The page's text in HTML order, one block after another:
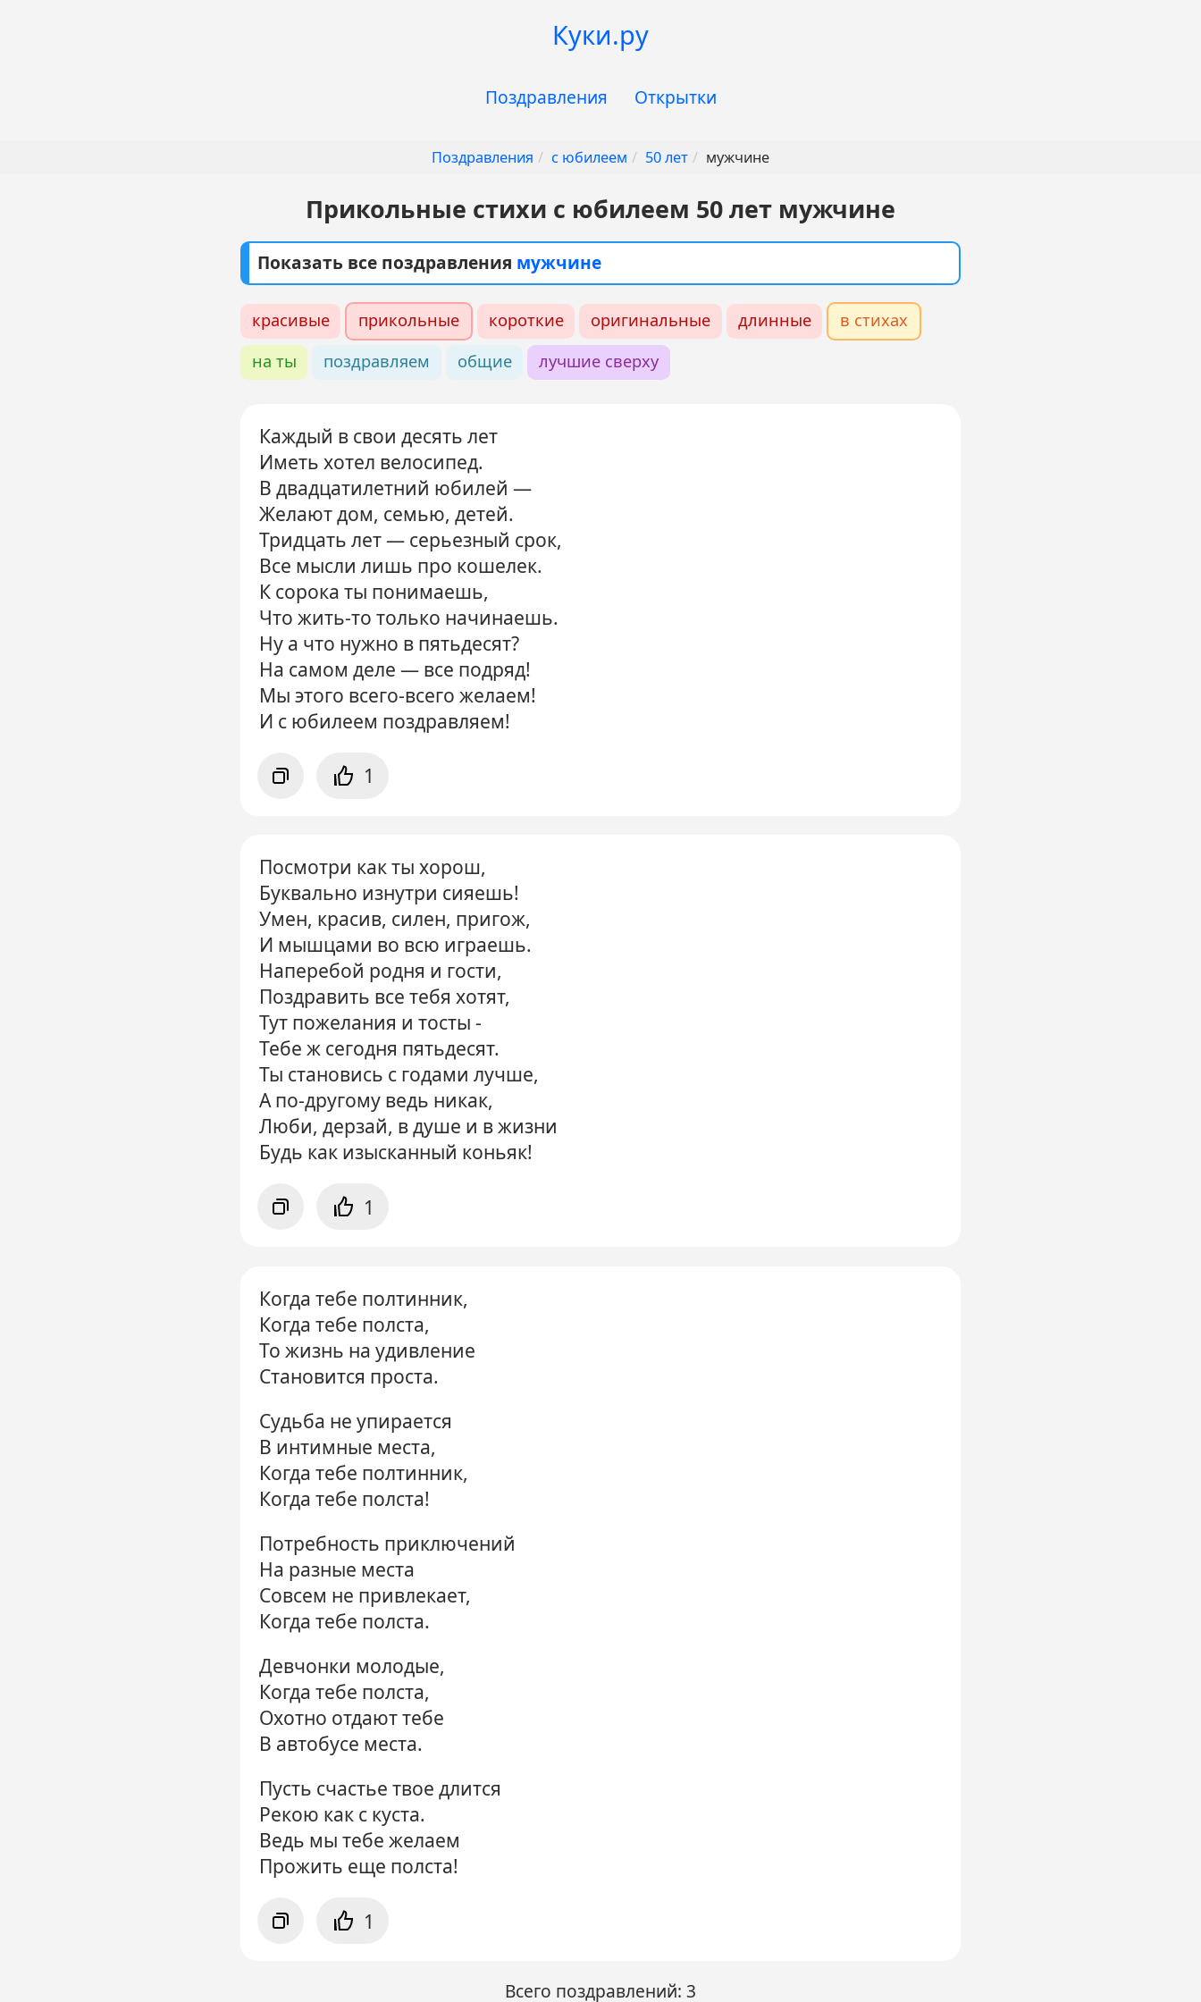
Куки.ру
Поздравления Открытки
Поздравления с юбилеем 50 лет мужчине
Прикольные стихи с юбилеем 50 лет мужчине
Показать все поздравления мужчине
красивые прикольные короткие оригинальные длинные
в стихах
на ты
поздравляем общие лучшие сверху
Каждый в свои десять лет
Иметь хотел велосипед.
В двадцатилетний юбилей —
Желают дом, семью, детей.
Тридцать лет — серьезный срок,
Все мысли лишь про кошелек.
К сорока ты понимаешь,
Что жить-то только начинаешь.
Ну а что нужно в пятьдесят?
На самом деле — все подряд!
Мы этого всего-всего желаем!
И с юбилеем поздравляем!
1
Посмотри как ты хорош,
Буквально изнутри сияешь!
Умен, красив, силен, пригож,
И мышцами во всю играешь.
Наперебой родня и гости,
Поздравить все тебя хотят,
Тут пожелания и тосты -
Тебе ж сегодня пятьдесят.
Ты становись с годами лучше,
А по-другому ведь никак,
Люби, дерзай, в душе и в жизни
Будь как изысканный коньяк!
1
Когда тебе полтинник,
Когда тебе полста,
То жизнь на удивление
Становится проста.
Судьба не упирается
В интимные места,
Когда тебе полтинник,
Когда тебе полста!
Потребность приключений
На разные места
Совсем не привлекает,
Когда тебе полста.
Девчонки молодые,
Когда тебе полста,
Охотно отдают тебе
В автобусе места.
Пусть счастье твое длится
Рекою как с куста.
Ведь мы тебе желаем
Прожить еще полста!
1
Всего поздравлений: 3